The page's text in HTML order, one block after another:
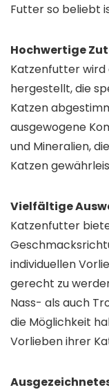
Futter so beliebt
Hochwertige
Katzenfutter
hergestellt, die
Katzen
ausgewogene
und Mineralien,
Katzen
Vielfältige
Katzenfutter
individuellen
gerecht zu
Nass- als auch
die Möglichkeit
Vorlieben ihrer